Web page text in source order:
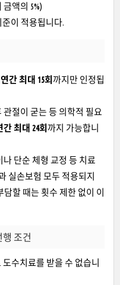
금액의 5%)
이 적용됩니다.
간 최대 15회 까지만 인정됩
관절이 굳는 등 의학적 필요
간 최대 24회 까지 가능합니
나 단순 체형 교정 등 치료
실손보험 모두 적용되지
담할 때는 횟수 제한 없이 이
조건
수치료를 받을 수 없습니